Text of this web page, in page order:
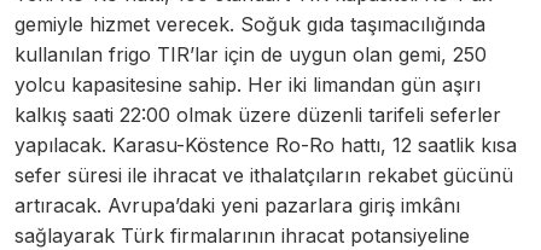
gemiyle hizmet verecek. Soğuk gıda taşımacılığında
kullanılan frigo TIR’lar için de uygun olan gemi, 250
yolcu kapasitesine sahip. Her iki limandan gün aşırı
kalkış saati 22:00 olmak üzere düzenli tarifeli seferler
yapılacak. Karasu-Köstence Ro-Ro hattı, 12 saatlik kısa
sefer süresi ile ihracat ve ithalatçıların rekabet gücünü
artıracak. Avrupa’daki yeni pazarlara giriş imkânı
sağlayarak Türk firmalarının ihracat potansiyeline